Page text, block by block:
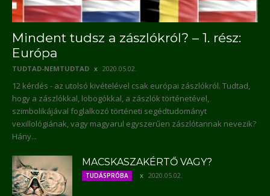
Mindent tudsz a zászlókról? – 1. rész:
Európa
TUDTAD-NEMTUDTAD 2020.05.02.
12 kérdés - az utolsó kivételével csak európai zászlókról. Tudtad,
hogy a zászlókkal, lobogókkal, a zászlók történetével,
szimbolikájával foglalkozó történeti segédtudományt
vexillológiának, vagy magyarul egyszerűen zászlótannak nevezik?
Hány...
MACSKASZAKÉRTŐ VAGY?
TUDÁSPRÓBA 2020.05.02.